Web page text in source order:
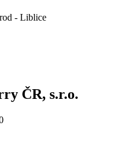
- Liblice
ČR, s.r.o.